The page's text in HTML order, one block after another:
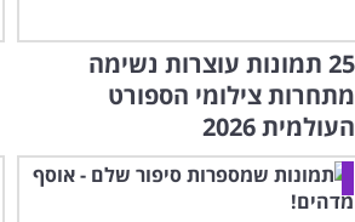
25 תמונות עוצרות נשימה
מתחרות צילומי הספורט
העולמית 2026